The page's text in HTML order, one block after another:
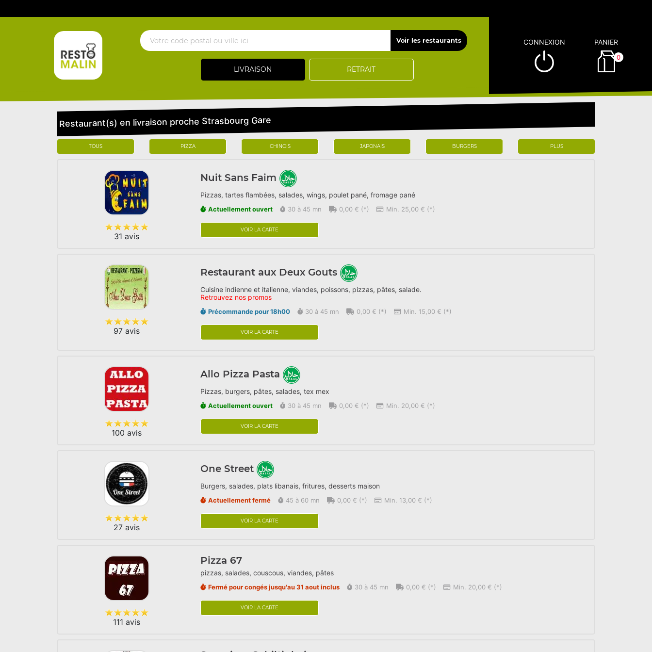
LIVRAISON RETRAIT
CONNEXION PANIER
0
Restaurant(s) en livraison proche Strasbourg Gare
TOUS PIZZA CHINOIS JAPONAIS BURGERS PLUS
31 avis
Nuit Sans Faim
Pizzas, tartes flambées, salades, wings, poulet pané, fromage pané
Actuellement ouvert 30 à 45 mn 0,00 € (*) Min. 25,00 € (*)
VOIR LA CARTE
97 avis
Restaurant aux Deux Gouts
Cuisine indienne et italienne, viandes, poissons, pizzas, pâtes, salade.
Retrouvez nos promos
Précommande pour 18h00 30 à 45 mn 0,00 € (*) Min. 15,00 € (*)
VOIR LA CARTE
100 avis
Allo Pizza Pasta
Pizzas, burgers, pâtes, salades, tex mex
Actuellement ouvert 30 à 45 mn 0,00 € (*) Min. 20,00 € (*)
VOIR LA CARTE
27 avis
One Street
Burgers, salades, plats libanais, fritures, desserts maison
Actuellement fermé 45 à 60 mn 0,00 € (*) Min. 13,00 € (*)
VOIR LA CARTE
111 avis
Pizza 67
pizzas, salades, couscous, viandes, pâtes
Fermé pour congés jusqu'au 31 aout inclus 30 à 45 mn 0,00 € (*) Min. 20,00 € (*)
VOIR LA CARTE